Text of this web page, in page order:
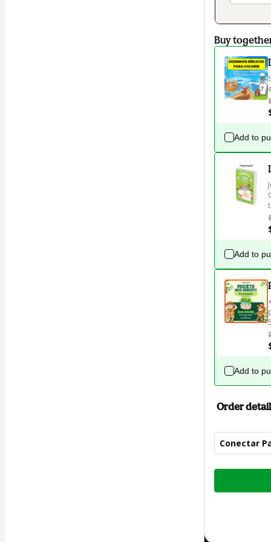
Buy
Add to
Add to
Add to
Order
Conectar
Total